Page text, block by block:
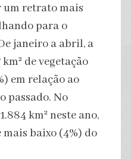
um retrato mais
para o
janeiro a abril, a
de vegetação
em relação ao
passado. No
km² neste ano,
baixo (4%) do